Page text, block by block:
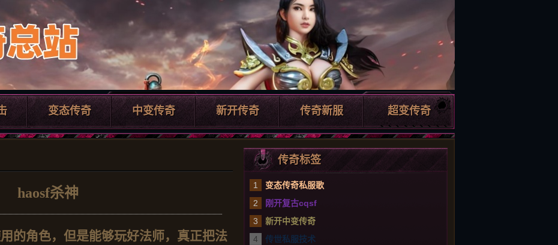
变态传奇 中变传奇 新开传奇 传奇新服 超变传奇
haosf杀神
的角色，但是能够玩好法师，真正把法
传奇标签
1
变态传奇私服歌
2
刚开复古cqsf
3
新开中变传奇
4
传世私服技术